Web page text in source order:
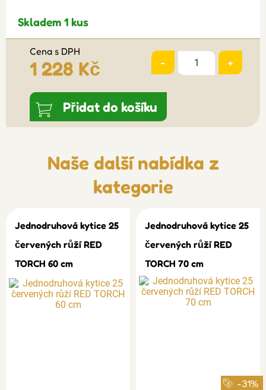
Skladem 1 kus
Cena s DPH
1 228 Kč - +
Přidat do košíku
Naše další nabídka z
kategorie
Jednodruhová kytice 25
červených růží RED
TORCH 60 cm
Jednodruhová kytice 25
červených růží RED
TORCH 70 cm
-31%